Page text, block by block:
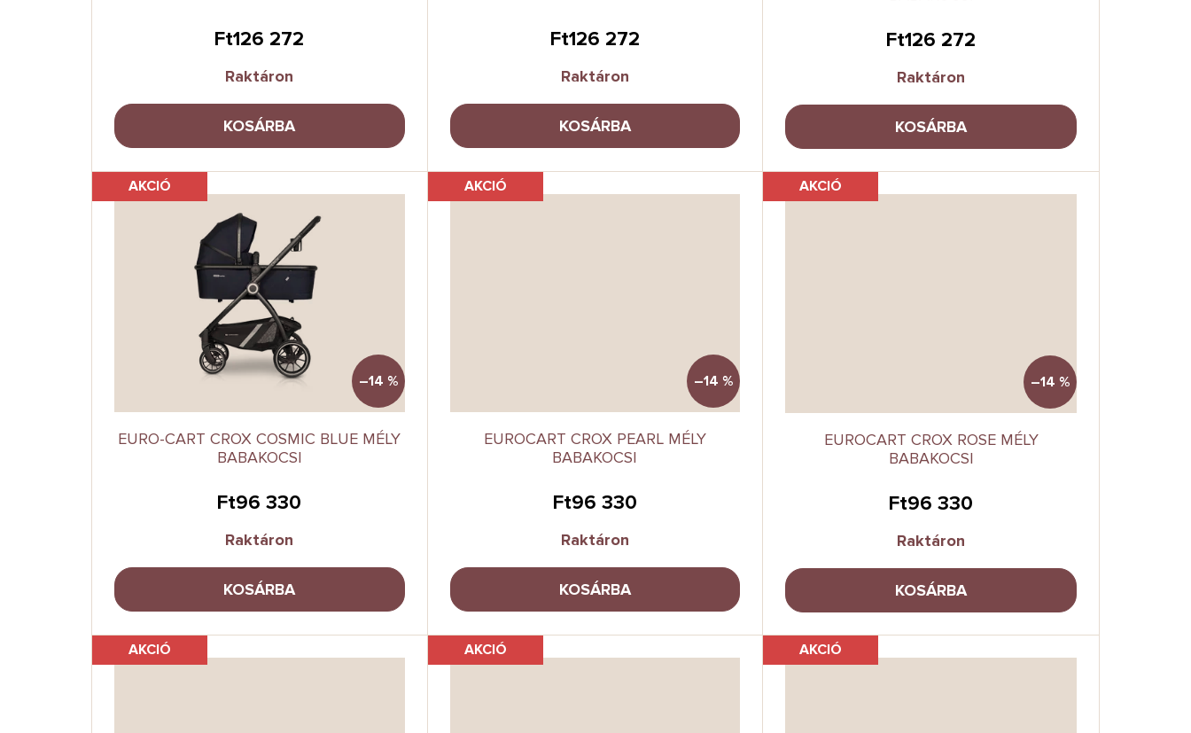
Ft126 272
Raktáron
KOSÁRBA
Ft126 272
Raktáron
KOSÁRBA
Ft126 272
Raktáron
KOSÁRBA
AKCIÓ
–14 %
EURO-CART CROX COSMIC BLUE MÉLY
BABAKOCSI
Ft96 330
Raktáron
KOSÁRBA
AKCIÓ
–14 %
EUROCART CROX PEARL MÉLY
BABAKOCSI
Ft96 330
Raktáron
KOSÁRBA
AKCIÓ
–14 %
EUROCART CROX ROSE MÉLY
BABAKOCSI
Ft96 330
Raktáron
KOSÁRBA
AKCIÓ AKCIÓ AKCIÓ